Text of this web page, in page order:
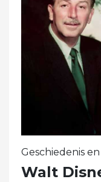
Geschiedenis
Walt